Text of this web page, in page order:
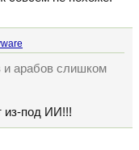
и арабов слишком
из-под ИИ!!!